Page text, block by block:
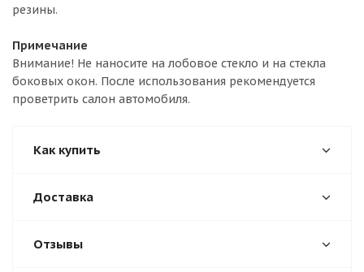
резины.
Примечание
Внимание! Не наносите на лобовое стекло и на стекла
боковых окон. После использования рекомендуется
проветрить салон автомобиля.
Как купить
Доставка
Отзывы